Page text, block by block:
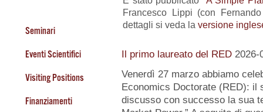
Seminari
Eventi Scientifici
Visiting Positions
Finanziamenti
Francesco Lippi (con
dettagli si veda la versione
Il primo laureato del RED 2026-
Venerdì 27 marzo abbiamo
Economics Doctorate (RED): il
discusso con successo la sua